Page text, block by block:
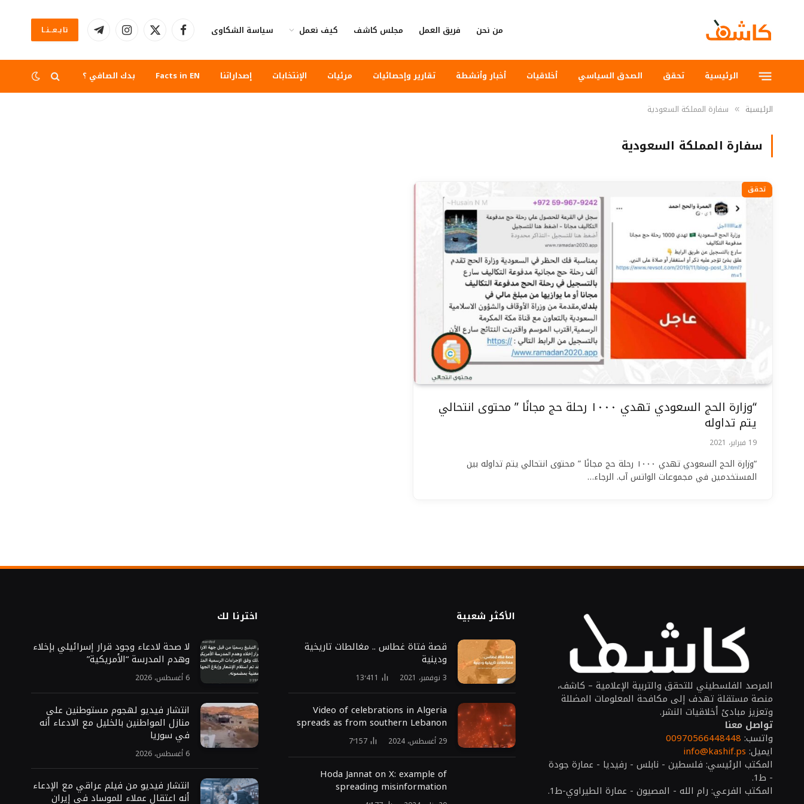
من نحن فريق العمل مجلس كاشف كيف نعمل سياسة الشكاوى فيسبوكX الانستغرامتيلقرام تابــعــنــا
الرئيسية تحقق الصدق السياسي أخلاقيات أخبار وأنشطة تقارير وإحصائيات مرئيات الإنتخابات إصداراتنا Facts in EN بدك الصافي ؟
الرئيسية » سفارة المملكة السعودية
سفارة المملكة السعودية
تحقق
“وزارة الحج السعودي تهدي ١٠٠٠ رحلة حج مجانًا ” محتوى انتحالي
يتم تداوله
19 فبراير، 2021
“وزارة الحج السعودي تهدي ١٠٠٠ رحلة حج مجانًا ” محتوى انتحالي يتم تداوله بين
المستخدمين في مجموعات الواتس آب. الرجاء…
المرصد الفلسطيني للتحقق والتربية الإعلامية – كاشف،
منصة مستقلة تهدف إلى مكافحة المعلومات المضللة
وتعزيز مبادئ أخلاقيات النشر.
تواصل معنا
واتسب: 00970566448448
ايميل: info@kashif.ps
المكتب الرئيسي: فلسطين - نابلس - رفيديا - عمارة جودة
- ط1.
المكتب الفرعي: رام الله - المصيون - عمارة الطيراوي-ط1.
الأكثر شعبية
قصة فتاة غطاس .. مغالطات تاريخية
ودينية
3 نوفمبر، 2021 13٬411
Video of celebrations in Algeria
spreads as from southern Lebanon
29 أغسطس، 2024 7٬157
Hoda Jannat on X: example of
spreading misinformation
اخترنا لك
لا صحة لادعاء وجود قرار إسرائيلي بإخلاء
وهدم المدرسة “الأمريكية”
6 أغسطس، 2026
انتشار فيديو لهجوم مستوطنين على
منازل المواطنين بالخليل مع الادعاء أنه
في سوريا
6 أغسطس، 2026
انتشار فيديو من فيلم عراقي مع الإدعاء
أنه اعتقال عملاء للموساد في إيران